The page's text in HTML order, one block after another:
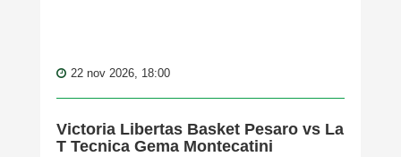
22 nov 2026, 18:00
Victoria Libertas Basket Pesaro vs La
T Tecnica Gema Montecatini